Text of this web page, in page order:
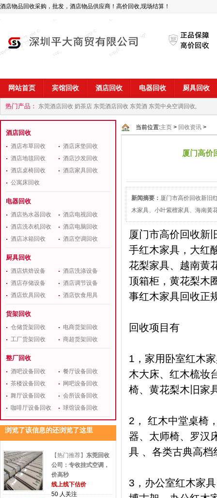
酒店物品回收采购，批发，酒店物品供应商！高价回收,现场结算！
网站首页 宾馆回收 酒店回收 电器回收 厨具回收
热门产品： 东莞酒店回收 奶茶店 东莞酒店回收 东莞酒 东莞中央空调回收,
商 深圳酒店用品回收公司
酒店回收
酒店布草回收
酒店床垫回收
酒店地毯回收
酒店沙发回收
酒店桌椅回收
酒店家具回收
公寓床回收
电器回收
酒店热水器回收
酒店电视回收
酒店洗衣机回收
酒店电脑回收
酒店冰箱回收
酒店空调回收
厨具回收
酒店烘焙设备
酒店洗涤设备
酒店存储设备
酒店调节设备
酒店炊具回收
酒店饮食用具
货架回收
仓储货架回收
电商货架回收
工厂货架回收
商超货架回收
整厂回收
酒吧设备回收
餐厅设备回收
茶楼设备回收
网吧设备回收
舞厅设备回收
会所设备回收
咖啡厅设备回收
球馆设备回收
浏览了该信息的还浏览了这里
【热门推荐】 东莞回收
公司：专收挂式空调，
价高秒
线上线下估价
50 人关注
当前位置:主页 > 回收资讯 >
厦门高价
新闻摘要： 厦门市高价回收新旧
木家具、小叶紫檀家具、海南黄
厦门市高价回收新
手红木家具，大红
花梨家具、越南黄
顶箱柜，黄花梨木
事红木家具回收正
回收项目有
1，家用卧室红木
木大床、红木梳妆
椅、黄花梨木旧家
2， 红木中堂桌椅
器、太师椅、罗汉
具 、各类古典高档
3，办公室红木家